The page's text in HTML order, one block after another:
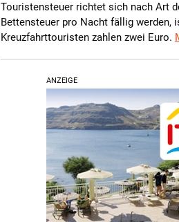
Touristensteuer richtet sich nach Art
Bettensteuer pro Nacht fällig werden,
Kreuzfahrttouristen zahlen zwei Euro.
ANZEIGE